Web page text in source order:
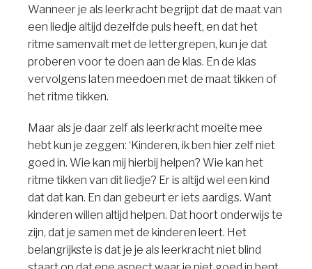
Wanneer je als leerkracht begrijpt dat de maat van
een liedje altijd dezelfde puls heeft, en dat het
ritme samenvalt met de lettergrepen, kun je dat
proberen voor te doen aan de klas. En de klas
vervolgens laten meedoen met de maat tikken of
het ritme tikken.
Maar als je daar zelf als leerkracht moeite mee
hebt kun je zeggen: ‘Kinderen, ik ben hier zelf niet
goed in. Wie kan mij hierbij helpen? Wie kan het
ritme tikken van dit liedje? Er is altijd wel een kind
dat dat kan. En dan gebeurt er iets aardigs. Want
kinderen willen altijd helpen. Dat hoort onderwijs te
zijn, dat je samen met de kinderen leert. Het
belangrijkste is dat je je als leerkracht niet blind